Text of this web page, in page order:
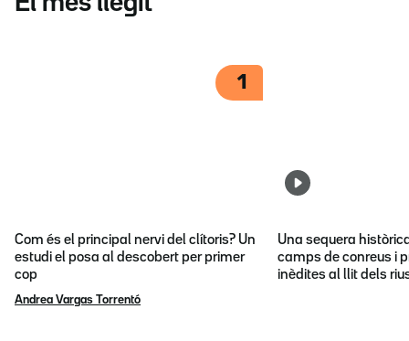
1
Com és el principal nervi del clítoris? Un
estudi el posa al descobert per primer
cop
Andrea Vargas Torrentó
Una sequera
camps de conreus i
inèdites al llit dels